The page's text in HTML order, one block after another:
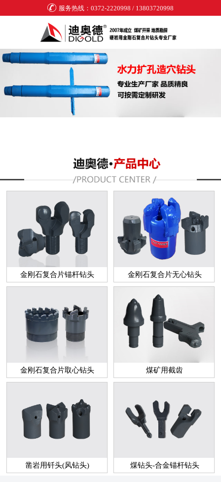
服务热线：0372-2220998 / 13803720998
金刚石复合片锚杆钻头 金刚石复合片无心钻头
金刚石复合片取心钻头 煤矿用截齿
凿岩用钎头(风钻头) 煤钻头-合金锚杆钻头